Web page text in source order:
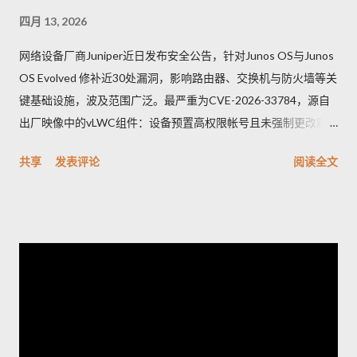
四月 13, 2026
网络设备厂商Juniper近日发布安全公告，针对Junos OS与Junos
OS Evolved 修补近30处漏洞，影响路由器、交换机与防火墙等关
键基础设施，波及范围广泛。最严重为CVE-2026-33784，源自
出厂映像中的vLWC组件：设备预置高权限帐号且未强制更改默
9.8。另一重要漏洞CVE-2026-33771则是密码管理功能异常，管
共享 发表评论 阅读全文